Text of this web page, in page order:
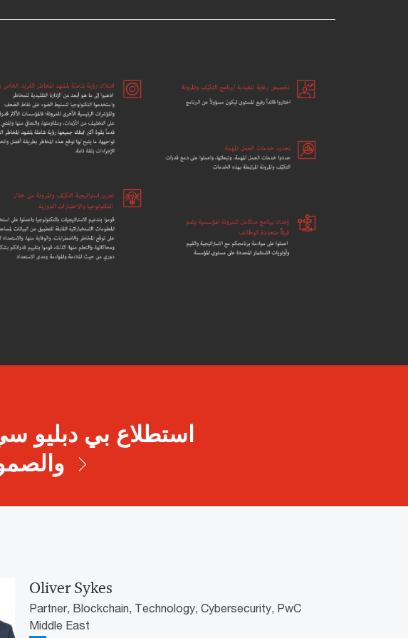
إن تشكيل فريق يمتلك المهارات المناسبة يُعتبر عقبة أساسية عند
وضع برنامج للتكيّف والمرونة. فهذا المجال يتطلب مجموعة من
المتخصصين الموهوبين الذين يمتلكون الخبرات والمهارات اللازمة
لتنفيذ برنامج استراتيجي متكامل والاستجابة بشكل فعال خلال فترة
الأزمات. ولا شك في أن توفير الاستثمار المناسب في التدريب
والتطوير المهني يساعد المؤسسات في التغلب على هذا التحدي
والصمود في منطقة الشرق الأوسط
Oliver Sykes
Partner, Blockchain, Technology, Cybersecurity, PwC
Middle East